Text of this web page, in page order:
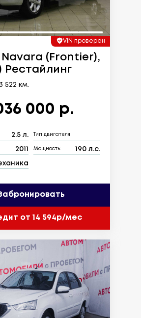
VIN проверен
Navara (Frontier),
Рестайлинг
522 км.
000 р.
2.5 л. Тип двигателя:
2011 Мощность: 190 л.с.
от 14 594р/мес